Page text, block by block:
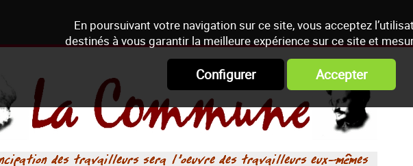
En poursuivant votre navigation sur ce site, vous acceptez
destinés à vous garantir la meilleure expérience sur ce site et
Configurer Accepter